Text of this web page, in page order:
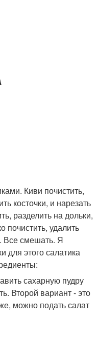
Киви почистить,
косточки, и нарезать
разделить на дольки,
почистить, удалить
Все смешать. Я
для этого салатика
сахарную пудру
Второй вариант - это
можно подать салат